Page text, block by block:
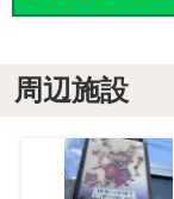
周辺施設